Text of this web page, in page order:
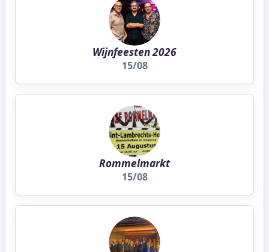
Wijnfeesten 2026
15/08
Rommelmarkt
15/08